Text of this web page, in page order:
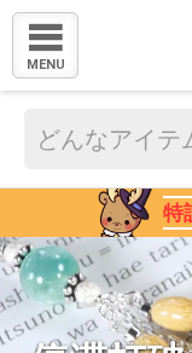
MENU
特